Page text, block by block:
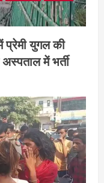
प्रेमी युगल की
में भर्ती